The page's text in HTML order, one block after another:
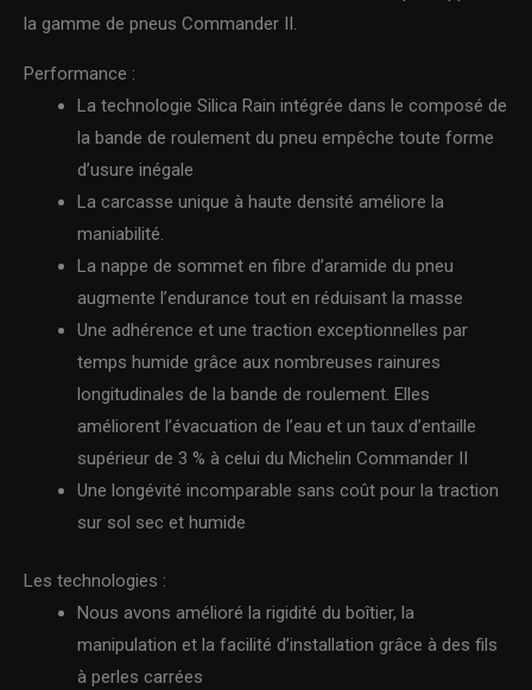
la gamme de pneus Commander II.
Performance :
La technologie Silica Rain intégrée dans le composé de
la bande de roulement du pneu empêche toute forme
d’usure inégale
La carcasse unique à haute densité améliore la
maniabilité.
La nappe de sommet en fibre d’aramide du pneu
augmente l’endurance tout en réduisant la masse
Une adhérence et une traction exceptionnelles par
temps humide grâce aux nombreuses rainures
longitudinales de la bande de roulement. Elles
améliorent l’évacuation de l’eau et un taux d’entaille
supérieur de 3 % à celui du Michelin Commander II
Une longévité incomparable sans coût pour la traction
sur sol sec et humide
Les technologies :
Nous avons amélioré la rigidité du boîtier, la
manipulation et la facilité d’installation grâce à des fils
à perles carrées